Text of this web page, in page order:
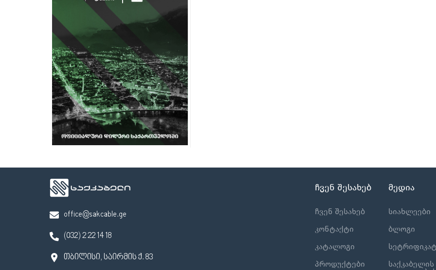
office@sakcable.ge
(032) 2 22 14 18
თბილისი, საირმის ქ. 83
ჩვენ შესახებ
ჩვენ შესახებ
კონტაქტი
კატალოგი
პროდუქტები
მედია
სიახლეები
ბლოგი
საქკაბელის